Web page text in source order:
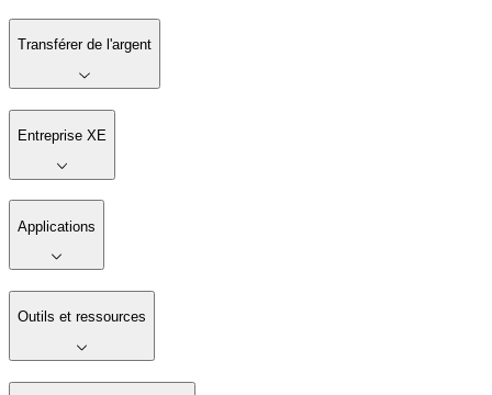
Transférer de l'argent
Entreprise XE
Applications
Outils et ressources